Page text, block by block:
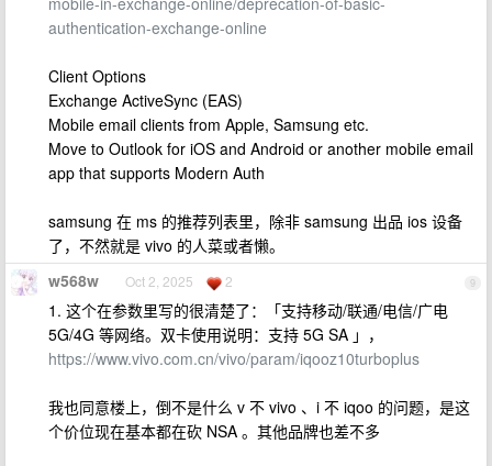
authentication-exchange-online
Client Options
Exchange ActiveSync (EAS)
Mobile email clients from Apple, Samsung etc.
Move to Outlook for iOS and Android or another mobile email
app that supports Modern Auth
samsung 在 ms 的推荐列表里，除非 samsung 出品 ios 设备
了，不然就是 vivo 的人菜或者懒。
9
w568w Oct 2, 2025 2
1. 这个在参数里写的很清楚了：「支持移动/联通/电信/广电
5G/4G 等网络。双卡使用说明：支持 5G SA 」，
https://www.vivo.com.cn/vivo/param/iqooz10turboplus
我也同意楼上，倒不是什么 v 不 vivo 、i 不 iqoo 的问题，是这
个价位现在基本都在砍 NSA 。其他品牌也差不多